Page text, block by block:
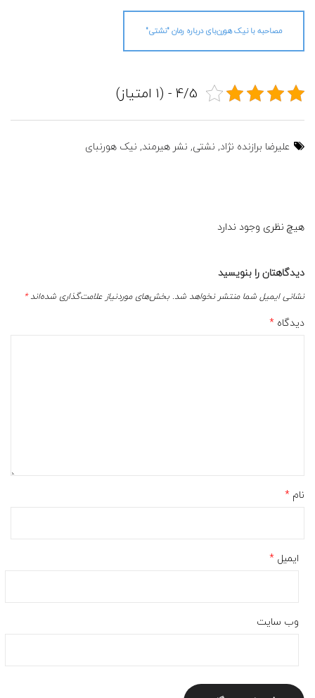
مصاحبه با نیک هورن‌بای درباره رمان "نشتی"
4/5 - (1 امتیاز)
علیرضا برازنده نژاد, نشتی, نشر هیرمند, نیک هورنبای
هیچ نظری وجود ندارد
دیدگاهتان را بنویسید
نشانی ایمیل شما منتشر نخواهد شد. بخش‌های موردنیاز علامت‌گذاری شده‌اند*
دیدگاه *
نام *
ایمیل*
وب‌ سایت